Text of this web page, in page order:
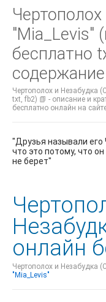
"Mia_Levis"
бесплатно
содержание
Чертополох и Незабудка
txt, fb2) 📗 - описание и
бесплатно онлайн на
"Друзья называли его
что это потому, что
не берет"
онлайн
Чертополох и Незабудка
"Mia_Levis"